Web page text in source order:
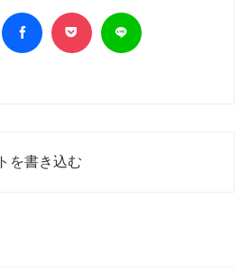
を書き込む